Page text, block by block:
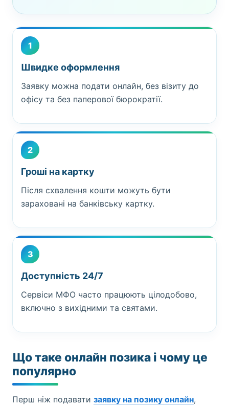
1
Швидке оформлення
Заявку можна подати онлайн, без візиту до
офісу та без паперової бюрократії.
2
Гроші на картку
Після схвалення кошти можуть бути
зараховані на банківську картку.
3
Доступність 24/7
Сервіси МФО часто працюють цілодобово,
включно з вихідними та святами.
Що таке онлайн позика і чому це
популярно
Перш ніж подавати заявку на позику онлайн,